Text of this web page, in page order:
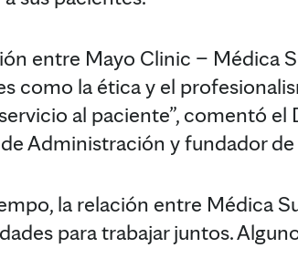
entre Mayo Clinic – Médica
como la ética y el
al paciente”, comentó
Administración y fundador
la relación entre Médica
para trabajar juntos.